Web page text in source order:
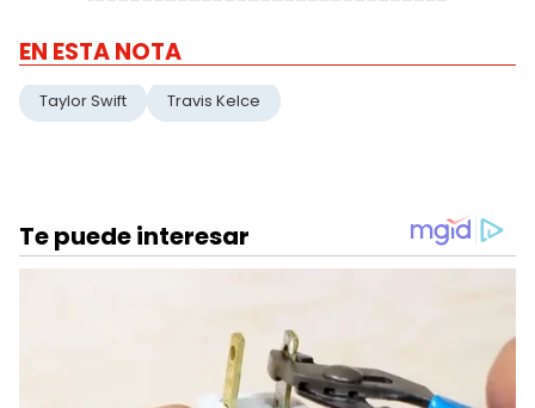
EN ESTA NOTA
Taylor Swift Travis Kelce